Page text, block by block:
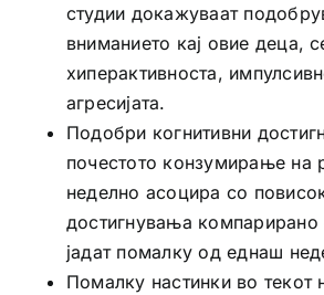
студии докажуваат
вниманието кај овие деца,
хиперактивноста,
агресијата.
Подобри когнитивни
почестото конзумирање на
неделно асоцира со
достигнувања компарирано
јадат помалку од еднаш
Помалку настинки во текот